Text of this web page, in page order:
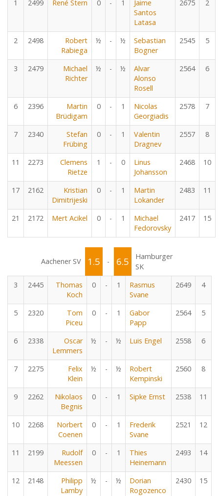
1 2499 René Stern 0 - 1
Jaime
Santos
Latasa
2675 2
2 2498
Robert
Rabiega
½ - ½
Sebastian
Bogner
2545 5
3 2479
Michael
Richter
½ - ½
Alvar
Alonso
Rosell
2564 6
6 2396
Martin
Brüdigam
0 - 1
Nicolas
Georgiadis
2578 7
7 2340
Stefan
Frübing
0 - 1
Valentin
Dragnev
2557 8
11 2273
Clemens
Rietze
1 - 0
Linus
Johansson
2468 10
17 2162
Kristian
Dimitrijeski
0 - 1
Martin
Lokander
2483 11
21 2172 Mert Acikel 0 - 1
Michael
Fedorovsky
2417 15
Aachener SV 1.5 - 6.5
Hamburger
SK
3
2445
Thomas
Koch
0 - 1
Rasmus
Svane
2649 4
5 2320
Tom
Piceu
0 - 1
Gabor
Papp
2564 5
6 2338
Oscar
Lemmers
½ - ½ Luis Engel 2558 6
7 2275
Felix
Klein
½ - ½
Robert
Kempinski
2560 8
9 2262
Nikolaos
Begnis
0 - 1 Sipke Ernst 2538 11
10 2268
Norbert
Coenen
0 - 1
Frederik
Svane
2521 12
11 2199
Rudolf
Meessen
0 - 1
Thies
Heinemann
2493 14
12 2148
Philipp
Lamby
½ - ½
Dorian
Rogozenco
2430 15